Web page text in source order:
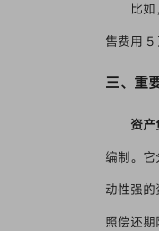
比
售费用 5
三、重
资
编制。
动性强
照偿还